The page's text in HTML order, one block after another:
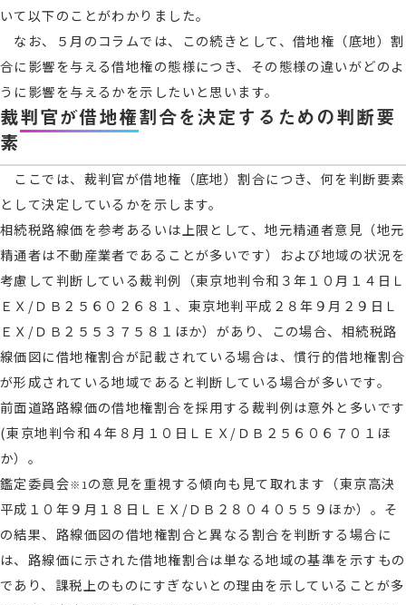
いて以下のことがわかりました。
なお、５月のコラムでは、この続きとして、借地権（底地）割
合に影響を与える借地権の態様につき、その態様の違いがどのよ
うに影響を与えるかを示したいと思います。
裁判官が借地権割合を決定するための判断要
素
ここでは、裁判官が借地権（底地）割合につき、何を判断要素
として決定しているかを示します。
相続税路線価を参考あるいは上限として、地元精通者意見（地元
精通者は不動産業者であることが多いです）および地域の状況を
考慮して判断している裁判例（東京地判令和３年１０月１４日Ｌ
ＥＸ/ＤＢ２５６０２６８１、東京地判平成２８年９月２９日Ｌ
ＥＸ/ＤＢ２５５３７５８１ほか）があり、この場合、相続税路
線価図に借地権割合が記載されている場合は、慣行的借地権割合
が形成されている地域であると判断している場合が多いです。
前面道路路線価の借地権割合を採用する裁判例は意外と多いです
(東京地判令和４年８月１０日ＬＥＸ/ＤＢ２５６０６７０１ほ
か）。
鑑定委員会※1の意見を重視する傾向も見て取れます（東京高決
平成１０年９月１８日ＬＥＸ/ＤＢ２８０４０５５９ほか）。そ
の結果、路線価図の借地権割合と異なる割合を判断する場合に
は、路線価に示された借地権割合は単なる地域の基準を示すもの
であり、課税上のものにすぎないとの理由を示していることが多